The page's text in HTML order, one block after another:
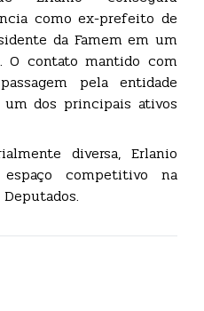
como ex-prefeito de
da Famem em um
O contato mantido com
pela entidade
dos principais ativos
diversa, Erlanio
competitivo na